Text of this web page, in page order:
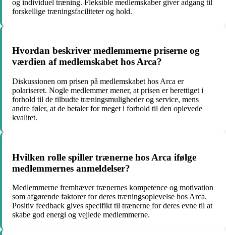
og individuel træning. Fleksible medlemskaber giver adgang til
forskellige træningsfaciliteter og hold.
Hvordan beskriver medlemmerne priserne og
værdien af medlemskabet hos Arca?
Diskussionen om prisen på medlemskabet hos Arca er
polariseret. Nogle medlemmer mener, at prisen er berettiget i
forhold til de tilbudte træningsmuligheder og service, mens
andre føler, at de betaler for meget i forhold til den oplevede
kvalitet.
Hvilken rolle spiller trænerne hos Arca ifølge
medlemmernes anmeldelser?
Medlemmerne fremhæver trænernes kompetence og motivation
som afgørende faktorer for deres træningsoplevelse hos Arca.
Positiv feedback gives specifikt til trænerne for deres evne til at
skabe god energi og vejlede medlemmerne.